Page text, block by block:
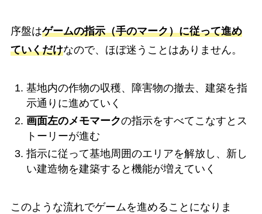
序盤はゲームの指示（手のマーク）に従って進め
ていくだけなので、ほぼ迷うことはありません。
基地内の作物の収穫、障害物の撤去、建築を指
示通りに進めていく
画面左のメモマークの指示をすべてこなすとス
トーリーが進む
指示に従って基地周囲のエリアを解放し、新し
い建造物を建築すると機能が増えていく
このような流れでゲームを進めることになりま